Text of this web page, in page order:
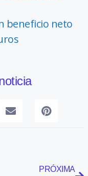
beneficio neto
PRÓXIMA